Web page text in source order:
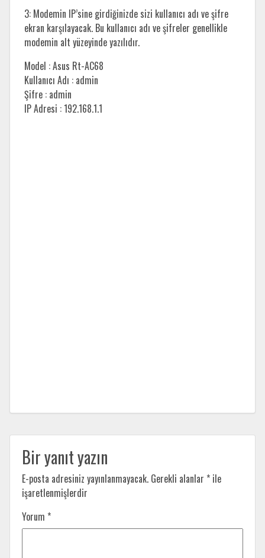
3: Modemin IP’sine girdiğinizde sizi kullanıcı adı ve şifre
ekran karşılayacak. Bu kullanıcı adı ve şifreler genellikle
modemin alt yüzeyinde yazılıdır.
Model : Asus Rt-AC68
Kullanıcı Adı : admin
Şifre : admin
IP Adresi : 192.168.1.1
Bir yanıt yazın
E-posta adresiniz yayınlanmayacak. Gerekli alanlar * ile
işaretlenmişlerdir
Yorum *